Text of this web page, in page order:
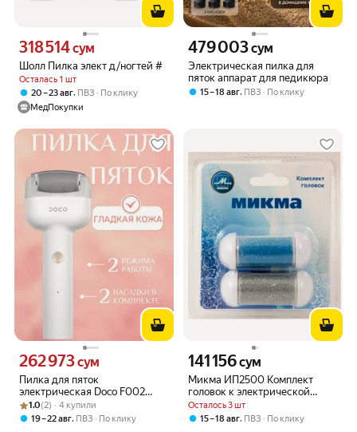
Шолл Пилка элект д/ногтей #
Осталась 1 шт
Цена 318514 сум вместо
318 514сум
20 – 23 авг, ПВЗ
По клику
МедПокупки
Электрическая пилка для
пяток аппарат для педикюра
Цена 479003 сум вместо
479 003сум
15 – 18 авг, ПВЗ По клику
Пилка для пяток
электрическая Doco F002
White
Цена 262973 сум вместо
262 973сум
Рейтинг товара: 1.0 из 5
Оценок: (2) · 4 купили
1.0(2) · 4 купили
19 – 22 авг, ПВЗ По клику
Микма ИП2500 Комплект
головок к электрической
роликовой пилке
Осталось 3 шт
Цена 141156 сум вместо
141 156сум
15 – 18 авг, ПВЗ По клику